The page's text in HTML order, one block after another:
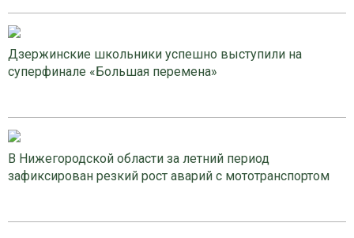
Дзержинские школьники успешно выступили на
суперфинале «Большая перемена»
В Нижегородской области за летний период
зафиксирован резкий рост аварий с мототранспортом